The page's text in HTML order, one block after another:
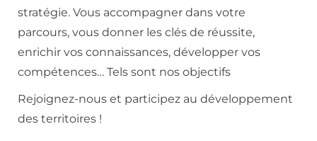
stratégie. Vous accompagner dans votre
parcours, vous donner les clés de réussite,
enrichir vos connaissances, développer vos
compétences… Tels sont nos objectifs
Rejoignez-nous et participez au développement
des territoires !